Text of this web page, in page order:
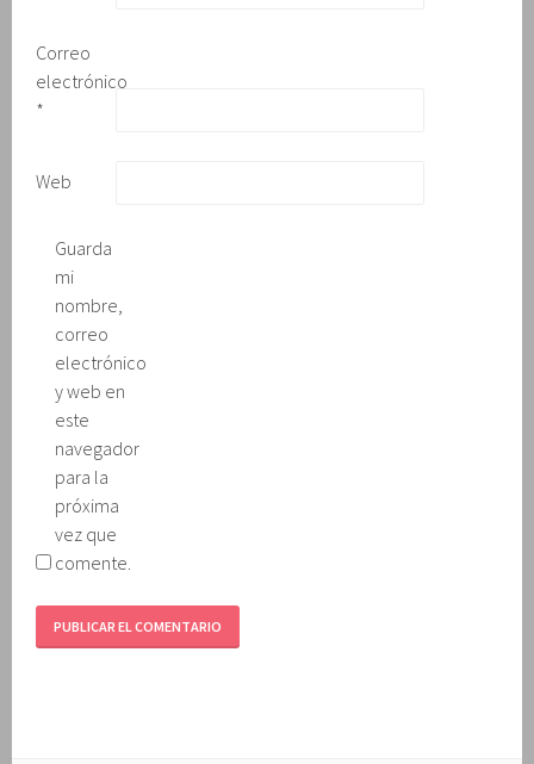
Correo
electrónico
*
Web
Guarda
mi
nombre,
correo
electrónico
y web en
este
navegador
para la
próxima
vez que
comente.